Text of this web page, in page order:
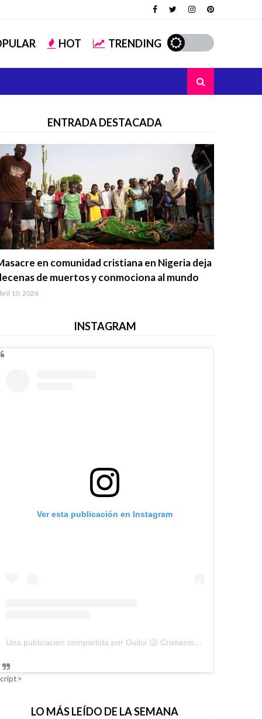
HOT TRENDING
ENTRADA DESTACADA
en comunidad cristiana en Nigeria deja
de muertos y conmociona al mundo
10, 2026
INSTAGRAM
Ver esta publicación en Instagram
Una publicación compartida por Guilui 😉 Cristianismo Viral (@guiluiviral)
LO MÁS LEÍDO DE LA SEMANA